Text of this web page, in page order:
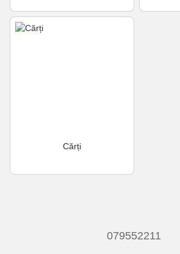
Cărți
079552211